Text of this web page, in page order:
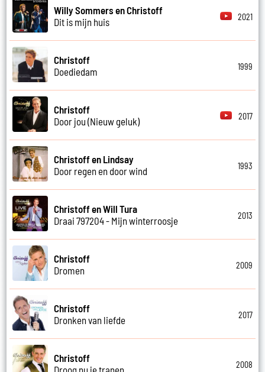
Willy Sommers en Christoff
Dit is mijn huis
2021
Christoff
Doediedam
1999
Christoff
Door jou (Nieuw geluk)
2017
Christoff en Lindsay
Door regen en door wind
1993
Christoff en Will Tura
Draai 797204 - Mijn winterroosje
2013
Christoff
Dromen
2009
Christoff
Dronken van liefde
2017
Christoff
Droog nu je tranen
2008